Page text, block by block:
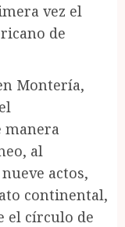
vez el
de
Montería,
manera
al
actos,
continental,
el círculo de